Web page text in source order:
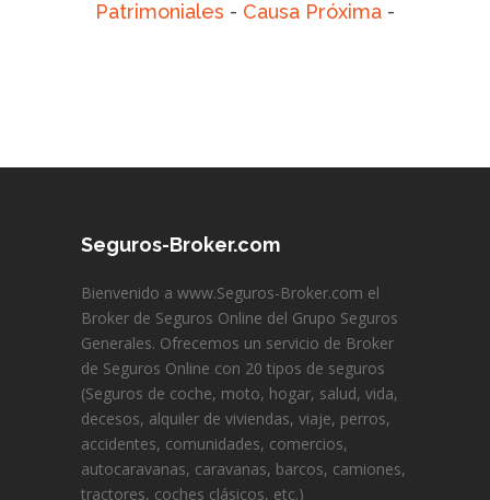
Patrimoniales - Causa Próxima -
Seguros-Broker.com
Bienvenido a www.Seguros-Broker.com el
Broker de Seguros Online del Grupo Seguros
Generales. Ofrecemos un servicio de Broker
de Seguros Online con 20 tipos de seguros
(Seguros de coche, moto, hogar, salud, vida,
decesos, alquiler de viviendas, viaje, perros,
accidentes, comunidades, comercios,
autocaravanas, caravanas, barcos, camiones,
tractores, coches clásicos, etc.)